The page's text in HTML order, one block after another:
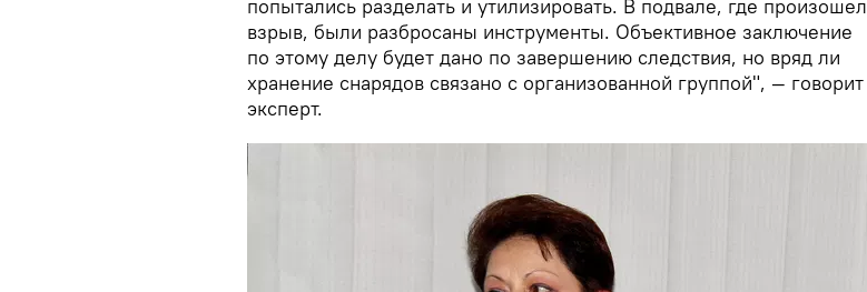
попытались разделать и утилизировать. В подвале, где произошел
взрыв, были разбросаны инструменты. Объективное заключение
по этому делу будет дано по завершению следствия, но вряд ли
хранение снарядов связано с организованной группой", — говорит
эксперт.